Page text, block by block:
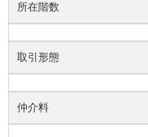
所在階数
取引形態
仲介料